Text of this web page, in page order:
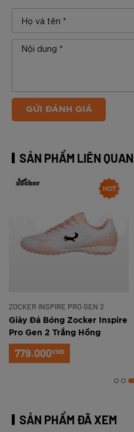
GỬI ĐÁNH GIÁ
SẢN PHẨM LIÊN QUAN
ZOCKER INSPIRE PRO GEN 2
Giày Đá Bóng Zocker Inspire
Pro Gen 2 Trắng Hồng
779.000VNĐ
SẢN PHẨM ĐÃ XEM